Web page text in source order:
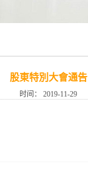
股東特別大會通告
时间： 2019-11-29